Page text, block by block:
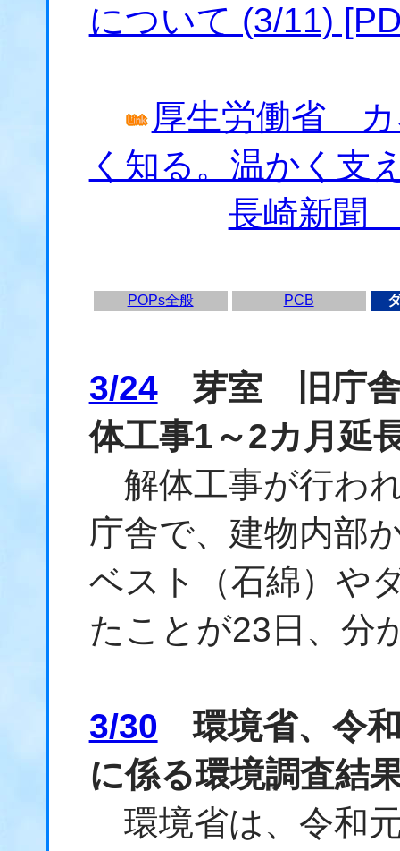
について (3/11)
厚生労働省 カ
く知る。温かく支
長崎新聞
POPs全般 PCB
3/24芽室 旧庁舎
体工事1～2カ月延
解体工事が行わ
庁舎で、建物内部
ベスト（石綿）や
たことが23日、分
3/30 環境省、令
に係る環境調査結
環境省は、令和